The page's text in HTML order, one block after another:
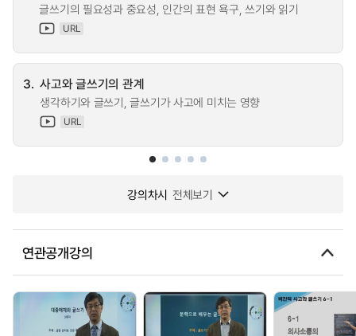
글쓰기의 필요성과 중요성, 인간의 표현 욕구, 쓰기와 읽기
URL
3. 사고와 글쓰기의 관계
생각하기와 글쓰기, 글쓰기가 사고에 미치는 영향
URL
강의차시 전체보기
연관공개강의